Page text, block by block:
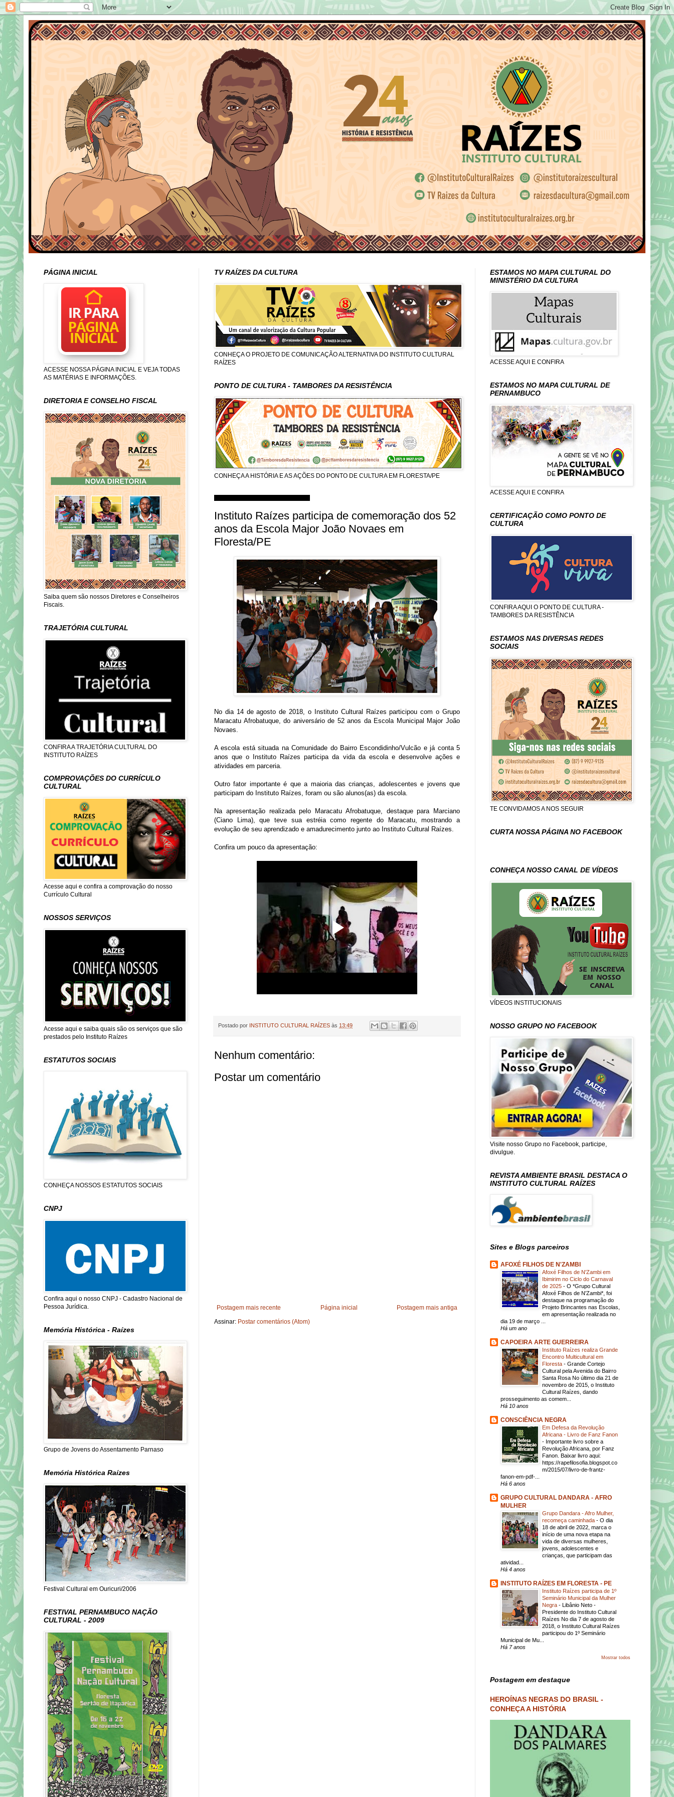
TV RAÍZES DA CULTURA
CONHEÇA O PROJETO DE COMUNICAÇÃO ALTERNATIVA DO INSTITUTO CULTURAL
RAÍZES
PONTO DE CULTURA - TAMBORES DA RESISTÊNCIA
CONHEÇA A HISTÓRIA E AS AÇÕES DO PONTO DE CULTURA EM FLORESTA/PE
Instituto Raízes participa de comemoração dos 52
anos da Escola Major João Novaes em
Floresta/PE
No dia 14 de agosto de 2018, o Instituto Cultural Raízes participou com o Grupo
Maracatu Afrobatuque, do aniversário de 52 anos da Escola Municipal Major João
Novaes.
A escola está situada na Comunidade do Bairro Escondidinho/Vulcão e já conta 5
anos que o Instituto Raízes participa da vida da escola e desenvolve ações e
atividades em parceria.
Outro fator importante é que a maioria das crianças, adolescentes e jovens que
participam do Instituto Raízes, foram ou são alunos(as) da escola.
Na apresentação realizada pelo Maracatu Afrobatuque, destaque para Marciano
(Ciano Lima), que teve sua estréia como regente do Maracatu, mostrando a
evolução de seu aprendizado e amadurecimento junto ao Instituto Cultural Raízes.
Confira um pouco da apresentação:
Postado por INSTITUTO CULTURAL RAÍZES às 13:49
Nenhum comentário:
Postar um comentário
Postagem mais recente Postagem mais antiga
Página inicial
Assinar: Postar comentários (Atom)
PÁGINA INICIAL
ACESSE NOSSA PÁGINA INICIAL E VEJA TODAS
AS MATÉRIAS E INFORMAÇÕES.
DIRETORIA E CONSELHO FISCAL
Saiba quem são nossos Diretores e Conselheiros
Fiscais.
TRAJETÓRIA CULTURAL
CONFIRA A TRAJETÓRIA CULTURAL DO
INSTITUTO RAÍZES
COMPROVAÇÕES DO CURRÍCULO
CULTURAL
Acesse aqui e confira a comprovação do nosso
Currículo Cultural
NOSSOS SERVIÇOS
Acesse aqui e saiba quais são os serviços que são
prestados pelo Instituto Raízes
ESTATUTOS SOCIAIS
CONHEÇA NOSSOS ESTATUTOS SOCIAIS
CNPJ
Confira aqui o nosso CNPJ - Cadastro Nacional de
Pessoa Jurídica.
Memória Histórica - Raízes
Grupo de Jovens do Assentamento Parnaso
Memória Histórica Raízes
Festival Cultural em Ouricuri/2006
FESTIVAL PERNAMBUCO NAÇÃO
CULTURAL - 2009
ESTAMOS NO MAPA CULTURAL DO
MINISTÉRIO DA CULTURA
ACESSE AQUI E CONFIRA
ESTAMOS NO MAPA CULTURAL DE
PERNAMBUCO
ACESSE AQUI E CONFIRA
CERTIFICAÇÃO COMO PONTO DE
CULTURA
CONFIRA AQUI O PONTO DE CULTURA -
TAMBORES DA RESISTÊNCIA
ESTAMOS NAS DIVERSAS REDES
SOCIAIS
TE CONVIDAMOS A NOS SEGUIR
CURTA NOSSA PÁGINA NO FACEBOOK
CONHEÇA NOSSO CANAL DE VÍDEOS
VÍDEOS INSTITUCIONAIS
NOSSO GRUPO NO FACEBOOK
Visite nosso Grupo no Facebook, participe,
divulgue.
REVISTA AMBIENTE BRASIL DESTACA O
INSTITUTO CULTURAL RAÍZES
Sites e Blogs parceiros
AFOXÉ FILHOS DE N'ZAMBI
Afoxé Filhos de N'Zambi em
Ibimirim no Ciclo do Carnaval
de 2025 - O *Grupo Cultural
Afoxé Filhos de N'Zambi*, foi
destaque na programação do
Projeto Brincantes nas Escolas,
em apresentação realizada no
dia 19 de março ...
Há um ano
CAPOEIRA ARTE GUERREIRA
Instituto Raízes realiza Grande
Encontro Multicultural em
Floresta - Grande Cortejo
Cultural pela Avenida do Bairro
Santa Rosa No último dia 21 de
novembro de 2015, o Instituto
Cultural Raízes, dando
prosseguimento as comem...
Há 10 anos
CONSCIÊNCIA NEGRA
Em Defesa da Revolução
Africana - Livro de Fanz Fanon
- Importante livro sobre a
Revolução Africana, por Fanz
Fanon. Baixar livro aqui:
https://rapefilosofia.blogspot.co
m/2015/07/livro-de-frantz-
fanon-em-pdf-...
Há 6 anos
GRUPO CULTURAL DANDARA - AFRO
MULHER
Grupo Dandara - Afro Mulher,
recomeça caminhada - O dia
18 de abril de 2022, marca o
início de uma nova etapa na
vida de diversas mulheres,
jovens, adolescentes e
crianças, que participam das
atividad...
Há 4 anos
INSTITUTO RAÍZES EM FLORESTA - PE
Instituto Raízes participa de 1º
Seminário Municipal da Mulher
Negra - Libânio Neto -
Presidente do Instituto Cultural
Raízes No dia 7 de agosto de
2018, o Instituto Cultural Raízes
participou do 1º Seminário
Municipal de Mu...
Há 7 anos
Mostrar todos
Postagem em destaque
HEROÍNAS NEGRAS DO BRASIL -
CONHEÇA A HISTÓRIA